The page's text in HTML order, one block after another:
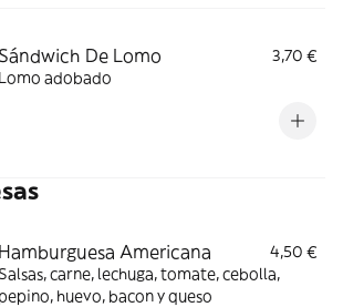
Sándwich De Lomo
3,70 €
Lomo adobado
Hamburguesa Americana
4,50 €
Salsas, carne, lechuga, tomate, cebolla,
pepino, huevo, bacon y queso